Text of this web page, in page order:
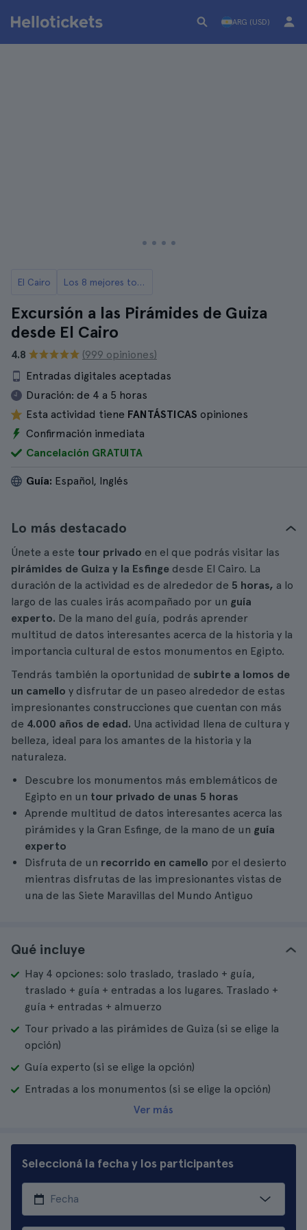
ARG (USD)
El Cairo Los 8 mejores tours a las Pirámides de Giza
Excursión a las Pirámides de Guiza
desde El Cairo
4.8
(999 opiniones)
Entradas digitales aceptadas
Duración: de 4 a 5 horas
Esta actividad tiene FANTÁSTICAS opiniones
Confirmación inmediata
Cancelación GRATUITA
Guía: Español, Inglés
Lo más destacado
Únete a este tour privado en el que podrás visitar las
pirámides de Guiza y la Esfinge desde El Cairo. La
duración de la actividad es de alrededor de 5 horas, a lo
largo de las cuales irás acompañado por un guía
experto. De la mano del guía, podrás aprender
multitud de datos interesantes acerca de la historia y la
importancia cultural de estos monumentos en Egipto.
Tendrás también la oportunidad de subirte a lomos de
un camello y disfrutar de un paseo alrededor de estas
impresionantes construcciones que cuentan con más
de 4.000 años de edad. Una actividad llena de cultura y
belleza, ideal para los amantes de la historia y la
naturaleza.
Descubre los monumentos más emblemáticos de
Egipto en un tour privado de unas 5 horas
Aprende multitud de datos interesantes acerca las
pirámides y la Gran Esfinge, de la mano de un guía
experto
Disfruta de un recorrido en camello por el desierto
mientras disfrutas de las impresionantes vistas de
una de las Siete Maravillas del Mundo Antiguo
Qué incluye
Hay 4 opciones: solo traslado, traslado + guía,
traslado + guía + entradas a los lugares. Traslado +
guía + entradas + almuerzo
Tour privado a las pirámides de Guiza (si se elige la
opción)
Guía experto (si se elige la opción)
Entradas a los monumentos (si se elige la opción)
Ver más
Seleccioná la fecha y los participantes